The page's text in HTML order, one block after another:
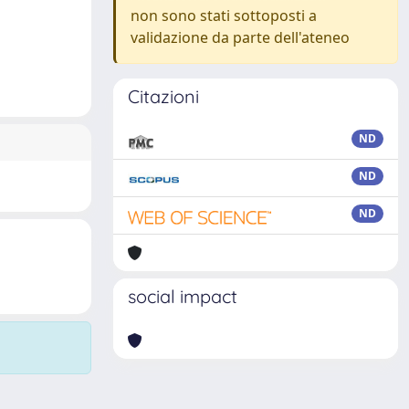
non sono stati sottoposti a
validazione da parte dell'ateneo
Citazioni
ND
ND
ND
social impact